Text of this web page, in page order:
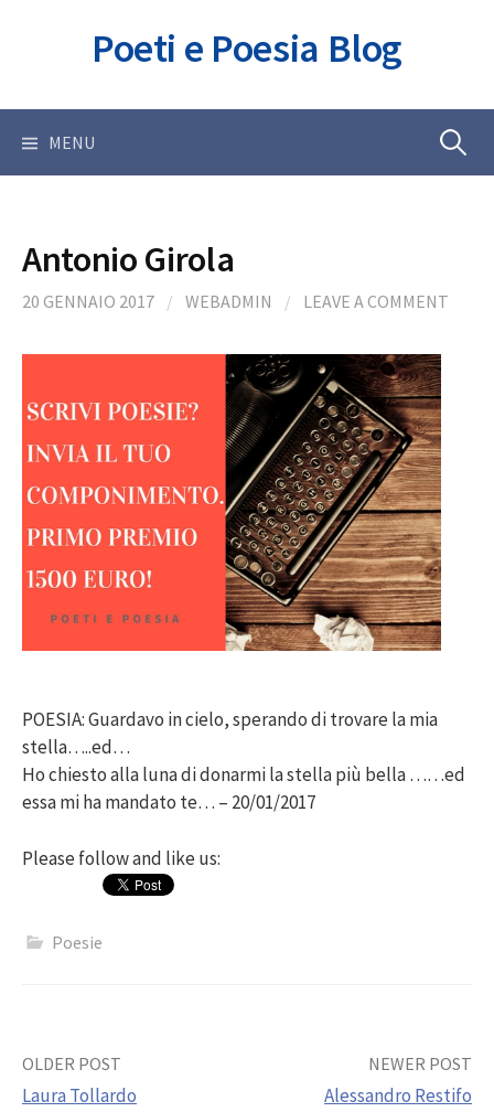
Poeti e Poesia Blog
MENU Ricerca
Antonio Girola
20 GENNAIO 2017 / WEBADMIN / LEAVE A COMMENT
POESIA: Guardavo in cielo, sperando di trovare la mia
stella…..ed…
Ho chiesto alla luna di donarmi la stella più bella ……ed
essa mi ha mandato te… – 20/01/2017
Please follow and like us:
Poesie
Post
OLDER POST
Laura Tollardo
NEWER POST
Alessandro Restifo